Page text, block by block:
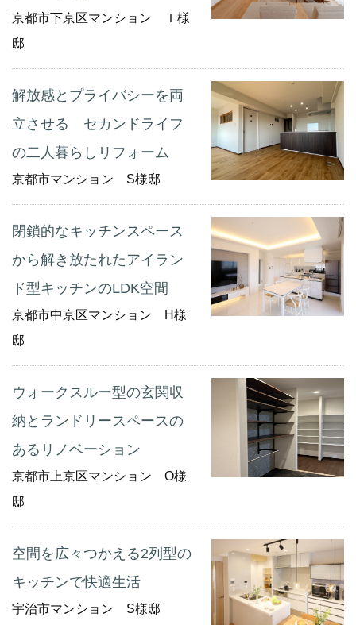
京都市下京区マンション Ｉ様
邸
解放感とプライバシーを両
立させる セカンドライフ
の二人暮らしリフォーム
京都市マンション S様邸
閉鎖的なキッチンスペース
から解き放たれたアイラン
ド型キッチンのLDK空間
京都市中京区マンション H様
邸
ウォークスルー型の玄関収
納とランドリースペースの
あるリノベーション
京都市上京区マンション O様
邸
空間を広々つかえる2列型の
キッチンで快適生活
宇治市マンション S様邸